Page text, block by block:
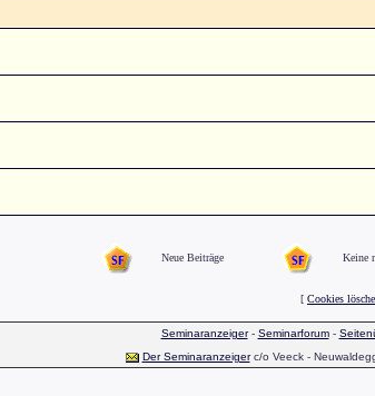
Neue Beiträge Keine
[ Cookies
Seminaranzeiger- Seminarforum-
Der Seminaranzeigerc/o Veeck -